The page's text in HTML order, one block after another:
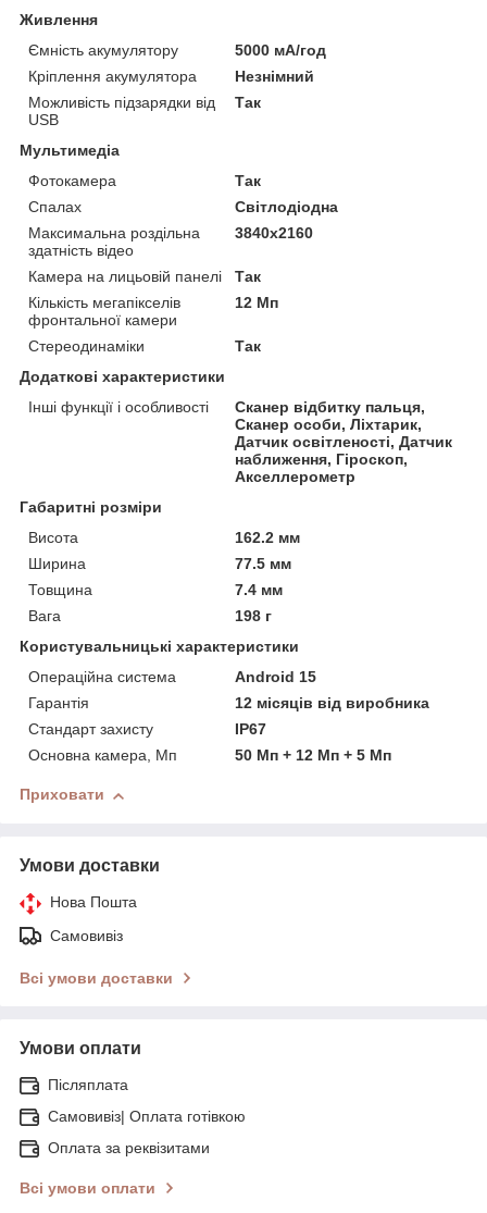
Живлення
Ємність акумулятору
5000 мА/год
Кріплення акумулятора
Незнімний
Можливість підзарядки від
USB
Так
Мультимедіа
Фотокамера
Так
Спалах
Світлодіодна
Максимальна роздільна
здатність відео
3840x2160
Камера на лицьовій панелі
Так
Кількість мегапікселів
фронтальної камери
12 Мп
Стереодинаміки
Так
Додаткові характеристики
Інші функції і особливості
Сканер відбитку пальця,
Сканер особи, Ліхтарик,
Датчик освітленості, Датчик
наближення, Гіроскоп,
Акселлерометр
Габаритні розміри
Висота
162.2 мм
Ширина
77.5 мм
Товщина
7.4 мм
Вага
198 г
Користувальницькі характеристики
Операційна система
Android 15
Гарантія
12 місяців від виробника
Стандарт захисту
IP67
Основна камера, Мп
50 Мп + 12 Мп + 5 Мп
Приховати
Умови доставки
Нова Пошта
Самовивіз
Всі умови доставки
Умови оплати
Післяплата
Самовивіз| Оплата готівкою
Оплата за реквізитами
Всі умови оплати